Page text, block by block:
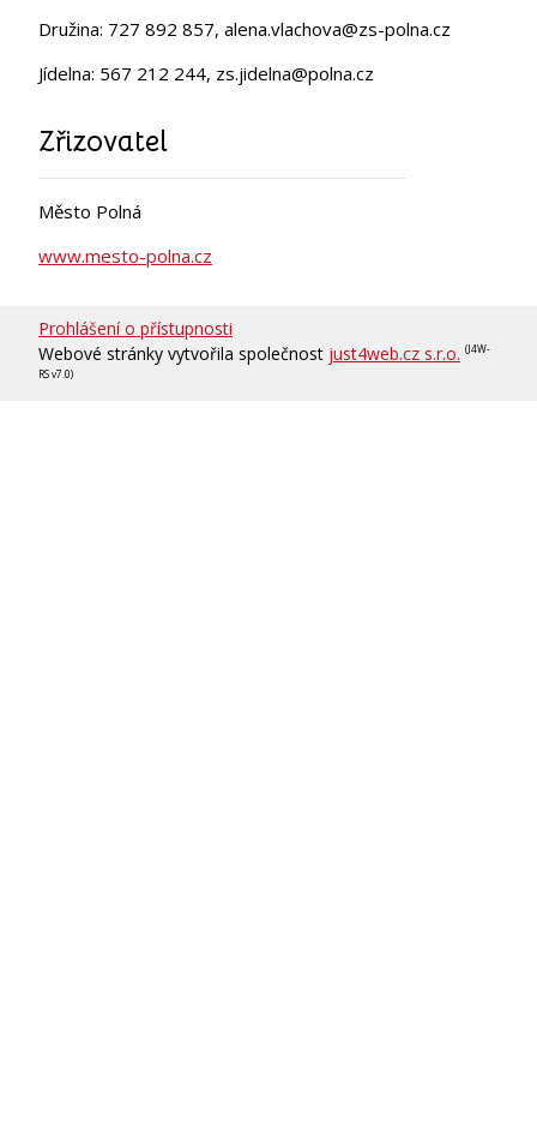
Družina: 727 892 857, alena.vlachova@zs-polna.cz
Jídelna: 567 212 244, zs.jidelna@polna.cz
Zřizovatel
Město Polná
www.mesto-polna.cz
Prohlášení o přístupnosti
Webové stránky vytvořila společnost just4web.cz s.r.o. (J4W-
RS v7.0)